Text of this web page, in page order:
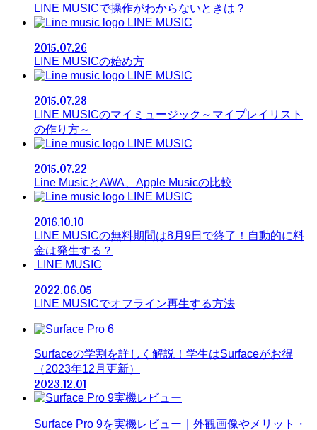
LINE MUSICで操作がわからないときは？
LINE MUSIC
2015.07.26
LINE MUSICの始め方
LINE MUSIC
2015.07.28
LINE MUSICのマイミュージック～マイプレイリスト
の作り方～
LINE MUSIC
2015.07.22
Line MusicとAWA、Apple Musicの比較
LINE MUSIC
2016.10.10
LINE MUSICの無料期間は8月9日で終了！自動的に料
金は発生する？
LINE MUSIC
2022.06.05
LINE MUSICでオフライン再生する方法
Surfaceの学割を詳しく解説！学生はSurfaceがお得
（2023年12月更新）
2023.12.01
Surface Pro 9を実機レビュー｜外観画像やメリット・